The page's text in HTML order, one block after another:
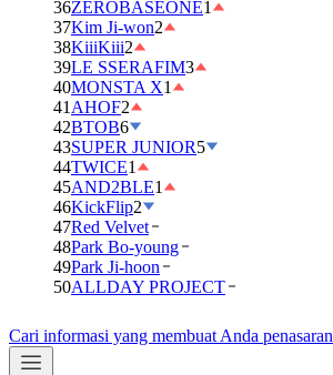
36ZEROBASEONE1
37Kim Ji-won2
38KiiiKiii2
39LE SSERAFIM3
40MONSTA X1
41 AHOF2
42BTOB6
43SUPER JUNIOR5
44TWICE1
45AND2BLE1
46KickFlip2
47Red Velvet
48Park Bo-young
49Park Ji-hoon
50ALLDAY PROJECT
Cari informasi yang membuat Anda penasaran